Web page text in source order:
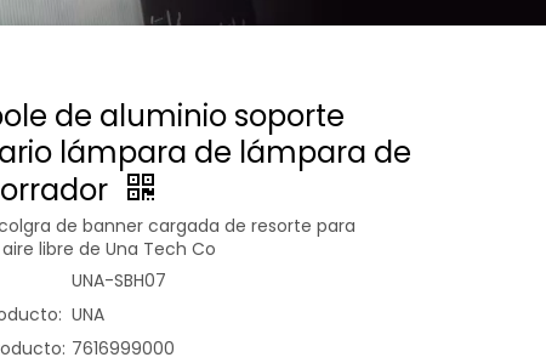
de aluminio soporte
lámpara de lámpara de
de banner cargada de resorte para
libre de Una Tech Co
UNA-SBH07
UNA
7616999000